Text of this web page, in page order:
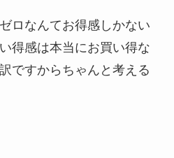
ロなんてお得感しかない
得感は本当にお買い得な
ですからちゃんと考える